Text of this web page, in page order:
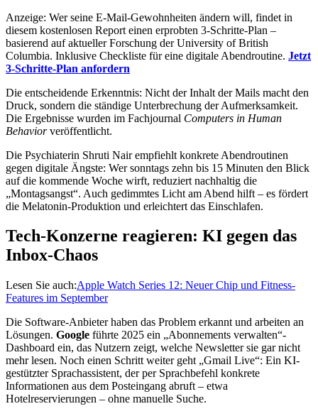
Anzeige: Wer seine E-Mail-Gewohnheiten ändern will, findet in
diesem kostenlosen Report einen erprobten 3-Schritte-Plan –
basierend auf aktueller Forschung der University of British
Columbia. Inklusive Checkliste für eine digitale Abendroutine. Jetzt
3-Schritte-Plan anfordern
Die entscheidende Erkenntnis: Nicht der Inhalt der Mails macht den
Druck, sondern die ständige Unterbrechung der Aufmerksamkeit.
Die Ergebnisse wurden im Fachjournal Computers in Human
Behaviorveröffentlicht.
Die Psychiaterin Shruti Nair empfiehlt konkrete Abendroutinen
gegen digitale Ängste: Wer sonntags zehn bis 15 Minuten den Blick
auf die kommende Woche wirft, reduziert nachhaltig die
„Montagsangst“. Auch gedimmtes Licht am Abend hilft – es fördert
die Melatonin-Produktion und erleichtert das Einschlafen.
Tech-Konzerne reagieren: KI gegen das
Inbox-Chaos
Lesen Sie auch:Apple Watch Series 12: Neuer Chip und Fitness-
Features im September
Die Software-Anbieter haben das Problem erkannt und arbeiten an
Lösungen. Google führte 2025 ein „Abonnements verwalten“-
Dashboard ein, das Nutzern zeigt, welche Newsletter sie gar nicht
mehr lesen. Noch einen Schritt weiter geht „Gmail Live“: Ein KI-
gestützter Sprachassistent, der per Sprachbefehl konkrete
Informationen aus dem Posteingang abruft – etwa
Hotelreservierungen – ohne manuelle Suche.